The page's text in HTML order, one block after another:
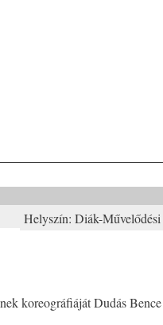
Helyszín: Diák-
koreográfiáját Dudás